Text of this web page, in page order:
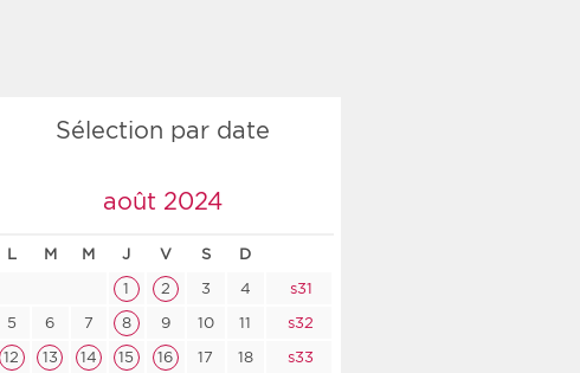
Sanitaire
Chronologique
Inversé
Sélection par date
août 2024
L M M J V S D
1 2 3 4
s31
5
6 7 8 9 10 11
s32
12
13 14 15 16 17 18
s33